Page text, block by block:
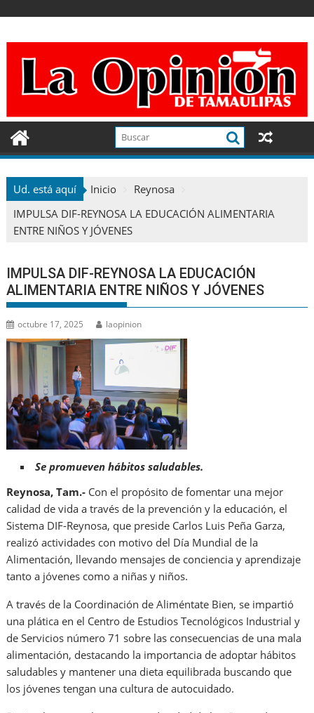
contenido
Ud. está aquí Inicio
Reynosa
IMPULSA DIF-REYNOSA LA EDUCACIÓN ALIMENTARIA
ENTRE NIÑOS Y JÓVENES
IMPULSA DIF-REYNOSA LA EDUCACIÓN
ALIMENTARIA ENTRE NIÑOS Y JÓVENES
octubre 17, 2025 laopinion
Se promueven hábitos saludables.
Reynosa, Tam.- Con el propósito de fomentar una mejor
calidad de vida a través de la prevención y la educación, el
Sistema DIF-Reynosa, que preside Carlos Luis Peña Garza,
realizó actividades con motivo del Día Mundial de la
Alimentación, llevando mensajes de conciencia y aprendizaje
tanto a jóvenes como a niñas y niños.
A través de la Coordinación de Aliméntate Bien, se impartió
una plática en el Centro de Estudios Tecnológicos Industrial y
de Servicios número 71 sobre las consecuencias de una mala
alimentación, destacando la importancia de adoptar hábitos
saludables y mantener una dieta equilibrada buscando que
los jóvenes tengan una cultura de autocuidado.